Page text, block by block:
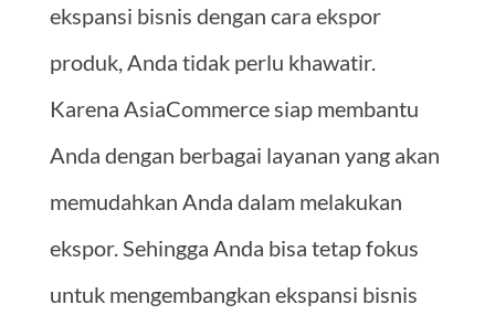
ekspansi bisnis dengan cara ekspor
produk, Anda tidak perlu khawatir.
Karena AsiaCommerce siap membantu
Anda dengan berbagai layanan yang akan
memudahkan Anda dalam melakukan
ekspor. Sehingga Anda bisa tetap fokus
untuk mengembangkan ekspansi bisnis